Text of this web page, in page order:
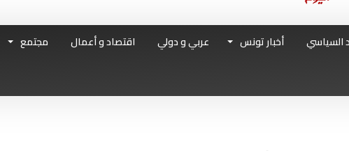
السياسي أخبار تونس عربي و دولي اقتصاد و أعمال مجتمع